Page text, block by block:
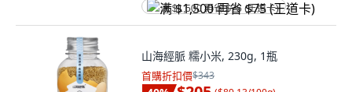
满 $1,500 再省 $75 (王道卡)
山海經脈 糯小米, 230g, 1瓶
首購折扣價$343